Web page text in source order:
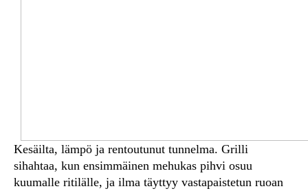
Kesäilta, lämpö ja rentoutunut tunnelma. Grilli
sihahtaa, kun ensimmäinen mehukas pihvi osuu
kuumalle ritilälle, ja ilma täyttyy vastapaistetun ruoan